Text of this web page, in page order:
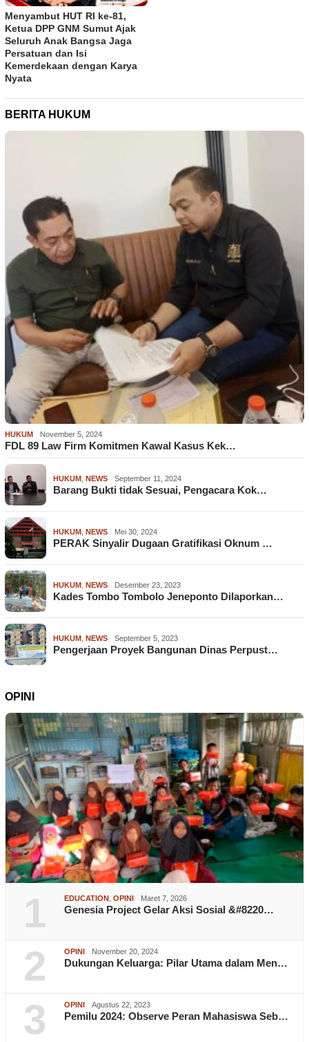
Menyambut HUT RI ke-81,
Ketua DPP GNM Sumut Ajak
Seluruh Anak Bangsa Jaga
Persatuan dan Isi
Kemerdekaan dengan Karya
Nyata
BERITA HUKUM
HUKUM November 5, 2024
FDL 89 Law Firm Komitmen Kawal Kasus Kek…
HUKUM NEWS September 11, 2024
Barang Bukti tidak Sesuai, Pengacara Kok…
HUKUM NEWS Mei 30, 2024
PERAK Sinyalir Dugaan Gratifikasi Oknum …
HUKUM NEWS Desember 23, 2023
Kades Tombo Tombolo Jeneponto Dilaporkan…
HUKUM NEWS September 5, 2023
Pengerjaan Proyek Bangunan Dinas Perpust…
OPINI
1 EDUCATION OPINI Maret 7, 2026
Genesia Project Gelar Aksi Sosial &#8220…
2 OPINI November 20, 2024
Dukungan Keluarga: Pilar Utama dalam Men…
3 OPINI Agustus 22, 2023
Pemilu 2024: Observe Peran Mahasiswa Seb…